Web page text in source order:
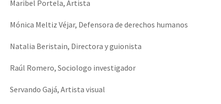
Maribel Portela, Artista
Mónica Meltiz Véjar, Defensora de derechos humanos
Natalia Beristain, Directora y guionista
Raúl Romero, Sociologo investigador
Servando Gajá, Artista visual